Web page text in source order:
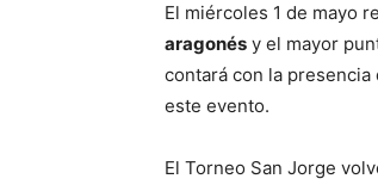
El miércoles 1 de mayo
aragonés y el mayor
contará con la presencia
este evento.
El Torneo San Jorge